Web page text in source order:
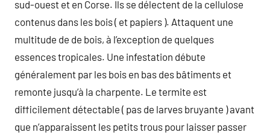
sud-ouest et en Corse. Ils se délectent de la cellulose
contenus dans les bois ( et papiers ). Attaquent une
multitude de de bois, à l’exception de quelques
essences tropicales. Une infestation débute
généralement par les bois en bas des bâtiments et
remonte jusqu’à la charpente. Le termite est
difficilement détectable ( pas de larves bruyante ) avant
que n’apparaissent les petits trous pour laisser passer